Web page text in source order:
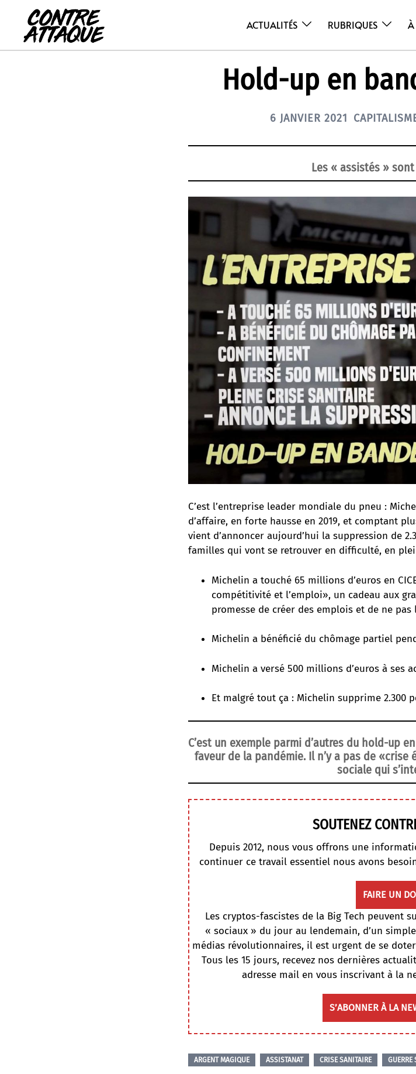
contenu
ACTUALITÉS RUBRIQUES À
Hold-up en
6 JANVIER 2021
Les « assistés »
C’est l’entreprise leader mondiale du pneu :
d’affaire, en forte hausse en 2019, et comptant
vient d’annoncer aujourd’hui la suppression de
familles qui vont se retrouver en difficulté, en
Michelin a touché 65 millions d’euros en
compétitivité et l’emploi», un cadeau aux
promesse de créer des emplois et de ne pas
Michelin a bénéficié du chômage partiel
Michelin a versé 500 millions d’euros à ses
Et malgré tout ça : Michelin supprime 2.300
C’est un exemple parmi d’autres du hold-up
faveur de la pandémie. Il n’y a pas de
sociale qui
SOUTENEZ
Depuis 2012, nous vous offrons une
continuer ce travail essentiel nous avons
FAIRE UN
Les cryptos-fascistes de la Big Tech peuvent
« sociaux » du jour au lendemain, d’un
médias révolutionnaires, il est urgent de se
Tous les 15 jours, recevez nos dernières
adresse mail en vous inscrivant à la
S’ABONNER À LA
ARGENT MAGIQUE ASSISTANAT CRISE SANITAIRE GUERRE